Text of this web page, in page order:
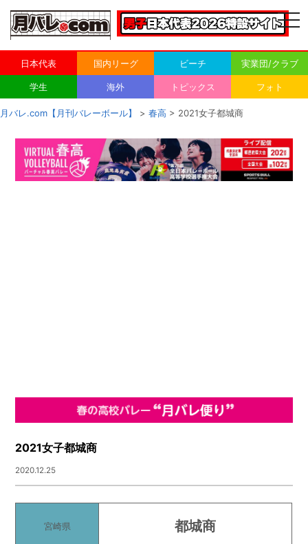
日本代表 国内リーグ ビーチ 実業団/クラブ
学生 海外 トピックス フォト
月バレ.com【月刊バレーボール】 > 春高 > 2021女子都城商
2021女子都城商
2020.12.25
宮崎県 都城商